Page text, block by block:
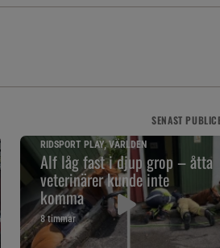
SENAST
RIDSPORT PLAY, VÄRLDEN
Alf låg fast i djup grop – åtta
veterinärer kunde inte
komma
8 timmar